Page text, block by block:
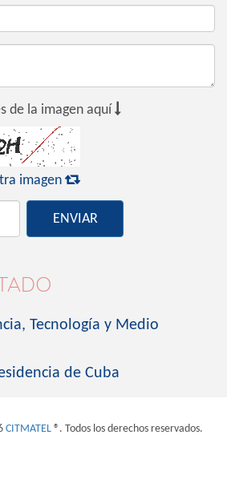
de la imagen aquí 
imagen 
ENVIAR
Tecnología y Medio
de Cuba
CITMATEL®. Todos los derechos reservados.